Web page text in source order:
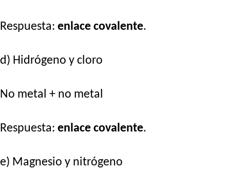
Respuesta: enlace covalente.
d) Hidrógeno y cloro
No metal + no metal
Respuesta: enlace covalente.
e) Magnesio y nitrógeno